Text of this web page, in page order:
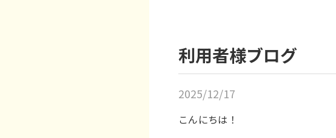
利用者様ブログ
2025/12/17
こんにちは！